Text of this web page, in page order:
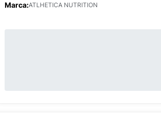
Marca:ATLHETICA NUTRITION